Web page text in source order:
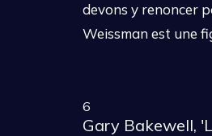
devons y renoncer
Weissman est une
6
Gary Bakewell,